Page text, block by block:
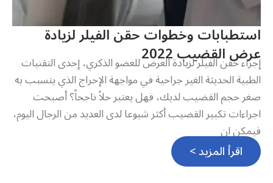
استطبابات وخطوات حقن الفيلر لزيادة
عرض القضيب 2022
إجراء حقن الفيلر لزيادة العرض للعضو الذكري، إحدى التقنيات
الطبية الحديثة الغير جراحية في مواجهة الإحراج الذي يتسبب به
صغر حجم القضيب لديك، فهل يعتبر حلاً ناجحاً؟ أصبحت
اجراءات تكبير القضيب أكثر شيوعا لدى العديد من الرجال اليوم،
فيمكن ان
اقرأ المزيد >